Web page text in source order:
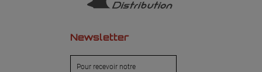
Newsletter
Pour recevoir notre